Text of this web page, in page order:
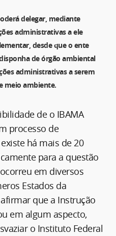
delegar, mediante
administrativas a ele
desde que o ente
de órgão ambiental
administrativas a serem
meio ambiente.
de o IBAMA
processo de
há mais de 20
para a questão
em diversos
Estados da
que a Instrução
em algum aspecto,
o Instituto Federal